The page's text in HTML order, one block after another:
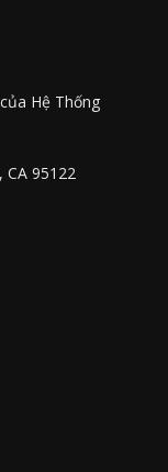
Hệ Thống
CA 95122